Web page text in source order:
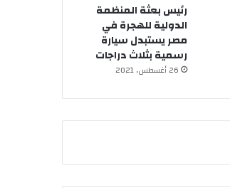
رئيس بعثة المنظمة
الدولية للهجرة في
مصر يستبدل سيارة
رسمية بثلاث دراجات
26 أغسطس, 2021